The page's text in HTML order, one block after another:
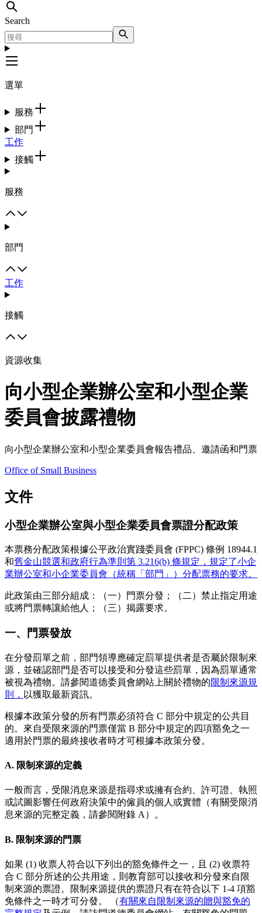
Search
選單
服務
部門
工作
接觸
服務
部門
工作
接觸
資源收集
向小型企業辦公室和小型企業
委員會披露禮物
向小型企業辦公室和小型企業委員會報告禮品、邀請函和門票
Office of Small Business
文件
小型企業辦公室與小型企業委員會票證分配政策
本票務分配政策根據公平政治實踐委員會 (FPPC) 條例 18944.1
和舊金山競選和政府行為準則第 3.216(b) 條規定，規定了小企
業辦公室和小企業委員會（統稱「部門」）分配票務的要求。
此政策由三部分組成：（一）門票分發；（二）禁止指定用途
或將門票轉讓給他人；（三）揭露要求。
一、門票發放
在分發罰單之前，部門領導應確定罰單提供者是否屬於限制來
源，並確認部門是否可以接受和分發這些罰單，因為罰單通常
被視為禮物。請參閱道德委員會網站上關於禮物的限制來源規
則， 以獲取最新資訊。
根據本政策分發的所有門票必須符合 C 部分中規定的公共目
的。來自受限來源的門票僅當 B 部分中規定的四項豁免之一
適用於門票的最終接收者時才可根據本政策分發。
A. 限制來源的定義
一般而言，受限消息來源是指尋求或擁有合約、許可證、執照
或試圖影響任何政府決策中的僱員的個人或實體（有關受限消
息來源的完整定義，請參閱附錄 A）。
B. 限制來源的門票
如果 (1) 收票人符合以下列出的豁免條件之一，且 (2) 收票符
合 C 部分所述的公共用途，則教育部可以接收和分發來自限
制來源的票證。限制來源提供的票證只有在符合以下 1-4 項豁
免條件之一時才可分發。 （有關來自限制來源的贈與豁免的